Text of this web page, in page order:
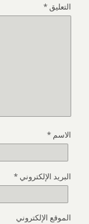
التعليق *
الاسم *
البريد الإلكتروني *
الموقع الإلكتروني